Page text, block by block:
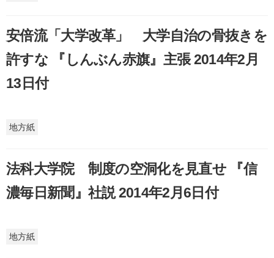
安倍流「大学改革」 大学自治の骨抜きを
許すな 『しんぶん赤旗』主張 2014年2月
13日付
地方紙
法科大学院 制度の空洞化を見直せ 『信
濃毎日新聞』社説 2014年2月6日付
地方紙